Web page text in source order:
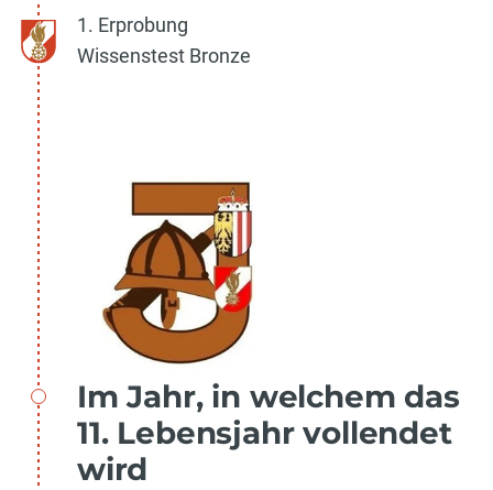
1. Erprobung
Wissenstest Bronze
Im Jahr, in welchem das
11. Lebensjahr vollendet
wird